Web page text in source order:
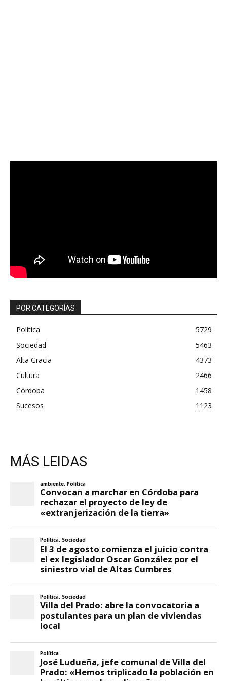
POR CATEGORÍAS
Política
5729
Sociedad
5463
Alta Gracia
4373
Cultura
2466
Córdoba
1458
Sucesos
1123
MÁS LEIDAS